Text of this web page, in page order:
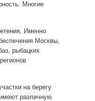
Многие
Именно
Москвы,
рыбацких
на берегу
различную